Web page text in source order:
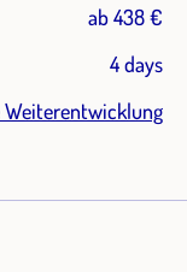
ab 438 €
4 days
Weiterentwicklung